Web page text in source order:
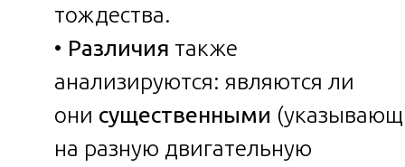
тождества.
• Различия также
анализируются: являются ли
они существенными
на разную двигательную